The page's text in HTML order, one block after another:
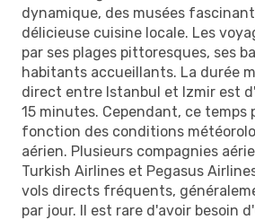
dynamique, des musées
délicieuse cuisine locale. Les
par ses plages pittoresques, ses
habitants accueillants. La durée
direct entre Istanbul et Izmir est
15 minutes. Cependant, ce temps
fonction des conditions
aérien. Plusieurs compagnies
Turkish Airlines et Pegasus
vols directs fréquents,
par jour. Il est rare d'avoir besoin